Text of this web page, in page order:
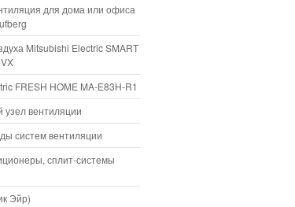
для дома или офиса
Mitsubishi Electric SMART
FRESH HOME MA-E83H-R1
вентиляции
систем вентиляции
сплит-системы
Эйр)